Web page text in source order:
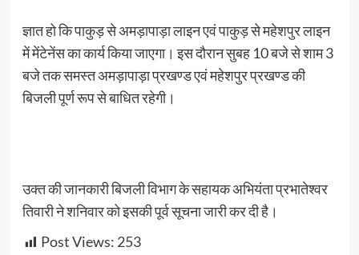
ज्ञात हो कि पाकुड़ से अमड़ापाड़ा लाइन एवं पाकुड़ से महेशपुर लाइन
में मेंटेनेंस का कार्य किया जाएगा। इस दौरान सुबह 10 बजे से शाम 3
बजे तक समस्त अमड़ापाड़ा प्रखण्ड एवं महेशपुर प्रखण्ड की
बिजली पूर्ण रूप से बाधित रहेगी।
उक्त की जानकारी बिजली विभाग के सहायक अभियंता प्रभातेश्वर
तिवारी ने शनिवार को इसकी पूर्व सूचना जारी कर दी है।
Post Views: 253